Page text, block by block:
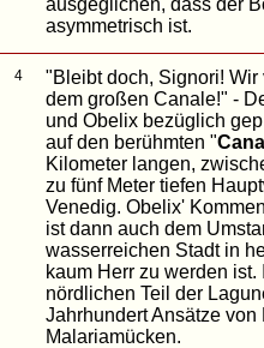
ausgeglichen, dass der
asymmetrisch ist.
4
"Bleibt doch, Signori!
dem großen Canale!" -
und Obelix bezüglich
auf den berühmten "
Kilometer langen,
zu fünf Meter tiefen
Venedig. Obelix'
ist dann auch dem
wasserreichen Stadt in
kaum Herr zu werden
nördlichen Teil der
Jahrhundert Ansätze
Malariamücken.